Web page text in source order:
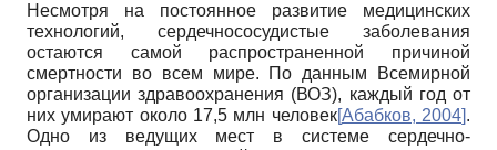
Несмотря на постоянное развитие медицинских
технологий, сердечно­сосудистые заболевания
остаются самой распространенной причиной
смертности во всем мире. По данным Всемирной
организации здравоохранения (ВОЗ), каждый год от
них умирают около 17,5 млн человек[Абабков, 2004].
Одно из ведущих мест в системе сердечно-